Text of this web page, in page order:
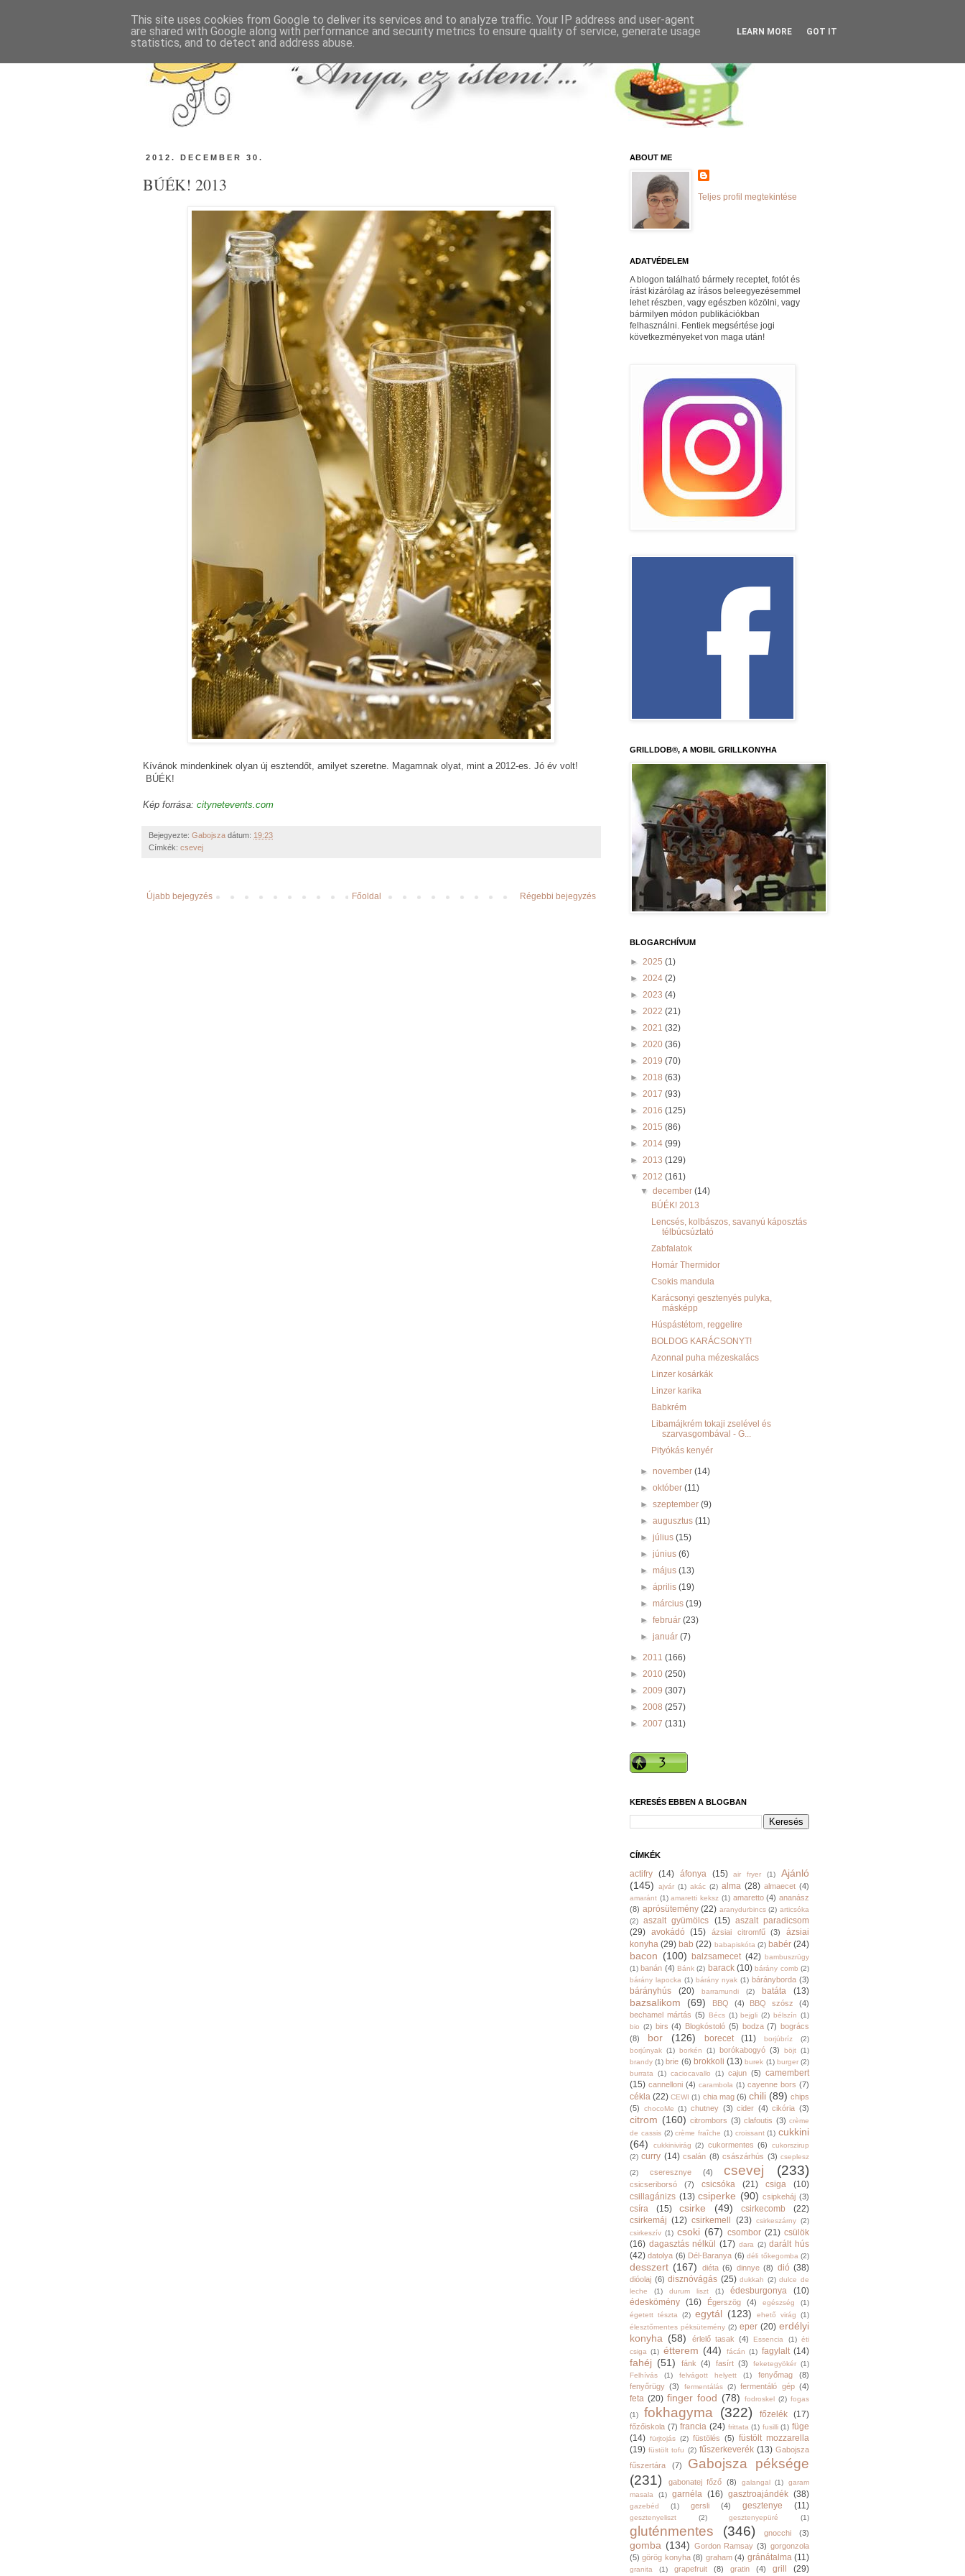
2012. DECEMBER 30.
BÚÉK! 2013
Kívánok mindenkinek olyan új esztendőt, amilyet szeretne. Magamnak olyat, mint a 2012-es. Jó év volt!
BÚÉK!
Kép forrása: citynetevents.com
Bejegyezte: Gabojsza dátum: 19:23
Címkék: csevej
Újabb bejegyzés Régebbi bejegyzés
Főoldal
ABOUT ME
Teljes profil megtekintése
ADATVÉDELEM
A blogon található bármely receptet, fotót és
írást kizárólag az írásos beleegyezésemmel
lehet részben, vagy egészben közölni, vagy
bármilyen módon publikációkban
felhasználni. Fentiek megsértése jogi
következményeket von maga után!
GRILLDOB®, A MOBIL GRILLKONYHA
BLOGARCHÍVUM
► 2025 (1)
► 2024 (2)
► 2023 (4)
► 2022 (21)
► 2021 (32)
► 2020 (36)
► 2019 (70)
► 2018 (63)
► 2017 (93)
► 2016 (125)
► 2015 (86)
► 2014 (99)
► 2013 (129)
▼ 2012 (161)
▼december(14)
BÚÉK! 2013
Lencsés, kolbászos, savanyú káposztás
télbúcsúztató
Zabfalatok
Homár Thermidor
Csokis mandula
Karácsonyi gesztenyés pulyka,
másképp
Húspástétom, reggelire
BOLDOG KARÁCSONYT!
Azonnal puha mézeskalács
Linzer kosárkák
Linzer karika
Babkrém
Libamájkrém tokaji zselével és
szarvasgombával - G...
Pityókás kenyér
►november(14)
►október(11)
►szeptember(9)
►augusztus(11)
►július(15)
►június(6)
►május(13)
►április(19)
►március(19)
►február(23)
►január(7)
► 2011 (166)
► 2010 (250)
► 2009 (307)
► 2008 (257)
► 2007 (131)
KERESÉS EBBEN A BLOGBAN
CÍMKÉK
actifry (14) áfonya (15) air fryer (1)
Ajánló
(145)
ajvár (1) akác (2) alma (28) almaecet (4)
amaránt (1) amaretti keksz (1) amaretto (4) ananász
(8) aprósütemény (22) aranydurbincs (2) articsóka
(2)
aszalt gyümölcs (15) aszalt paradicsom
(29) avokádó (15) ázsiai citromfű (3)
ázsiai
konyha (29) bab (22) babapiskóta (2) babér (24)
bacon (100) balzsamecet (42) bambuszrügy
(1) banán (4) Bánk (2) barack (10) bárány comb (2)
bárány lapocka (1) bárány nyak (1) bárányborda (3)
bárányhús (20) barramundi (2) batáta (13)
bazsalikom (69) BBQ (4) BBQ szósz
(4)
bechamel mártás (5) Bécs (1) bejgli (2) bélszín (1)
bio (2) birs (4) Blogkóstoló (5) bodza (7) bogrács
(8)
bor (126) borecet (11) borjúbríz
(2)
borjúnyak (1) borkén (1) borókabogyó (3) böjt (1)
brandy (1) brie (6) brokkoli (13) burek (1) burger (2)
burrata
(1) caciocavallo (1) cajun (5) camembert
(15) cannelloni (4) carambola (1) cayenne bors (7)
cékla (22) CEWI (1) chia mag (6) chili (89) chips
(5)
chocoMe (1) chutney (3) cider (4) cikória (3)
citrom (160) citrombors (3) clafoutis (3) crème
de cassis (2) crème fraîche (1) croissant (1) cukkini
(64)
cukkinivirág (2) cukormentes (6)
cukorszirup
(2) curry (14) csalán (8) császárhús (3) cseplesz
(2)
cseresznye (4) csevej (233)
csicseriborsó (7) csicsóka (21) csiga
(10)
csillagánizs (13) csiperke (90) csipkeháj (3)
csíra (15) csirke (49) csirkecomb
(22)
csirkemáj (12) csirkemell (23) csirkeszárny (2)
csirkeszív (1) csoki (67) csombor (21) csülök
(16) dagasztás nélkül (17) dara (2) darált hús
(42) datolya (6) Dél-Baranya (6) déli tőkegomba (2)
desszert (167) diéta (6) dinnye (8) dió (38)
dióolaj (6) disznóvágás (25) dukkah (2) dulce de
leche
(1) durum liszt (1) édesburgonya
(10)
édeskömény (16) Égerszög (4) egészség
(1)
égetett tészta
(2) egytál (123) ehető virág
(1)
élesztőmentes péksütemény (2) eper (20) erdélyi
konyha (58) érlelő tasak (4) Essencia (1) éti
csiga (1) étterem (44) fácán (1) fagylalt (14)
fahéj (51) fánk (4) fasírt (3) feketegyökér (1)
Felhívás
(1) felvágott helyett (1) fenyőmag
(8)
fenyőrügy (3) fermentálás (2) fermentáló gép (4)
feta (20) finger food (78) fodroskel (2) fogas
(1)
fokhagyma (322) főzelék (17)
főzőiskola (7) francia (24) frittata (1) fusilli (1) füge
(14) fürjtojás (2) füstölés (5) füstölt mozzarella
(19) füstölt tofu (2) fűszerkeverék (13) Gabojsza
fűszertára
(7)
Gabojsza péksége
(231)
gabonatej főző (8) galangal (1)
garam
masala
(1) garnéla (16) gasztroajándék (38)
gazebéd (1) gersli (4) gesztenye (11)
gesztenyeliszt (2) gesztenyepüré (1)
gluténmentes (346) gnocchi (3)
gomba (134) Gordon Ramsay (3) gorgonzola
(5) görög konyha (8) graham (4) gránátalma (11)
granita (1) grapefruit (8) gratin (4) grill
(29)
This site uses cookies from Google to deliver its services and to analyze traffic. Your IP address and user-agent
are shared with Google along with performance and security metrics to ensure quality of service, generate usage
statistics, and to detect and address abuse.
LEARN MORE GOT IT